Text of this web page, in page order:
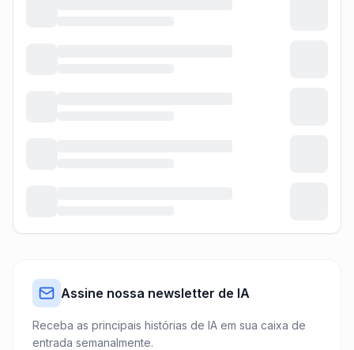
Assine nossa newsletter de IA
Receba as principais histórias de IA em sua caixa de
entrada semanalmente.